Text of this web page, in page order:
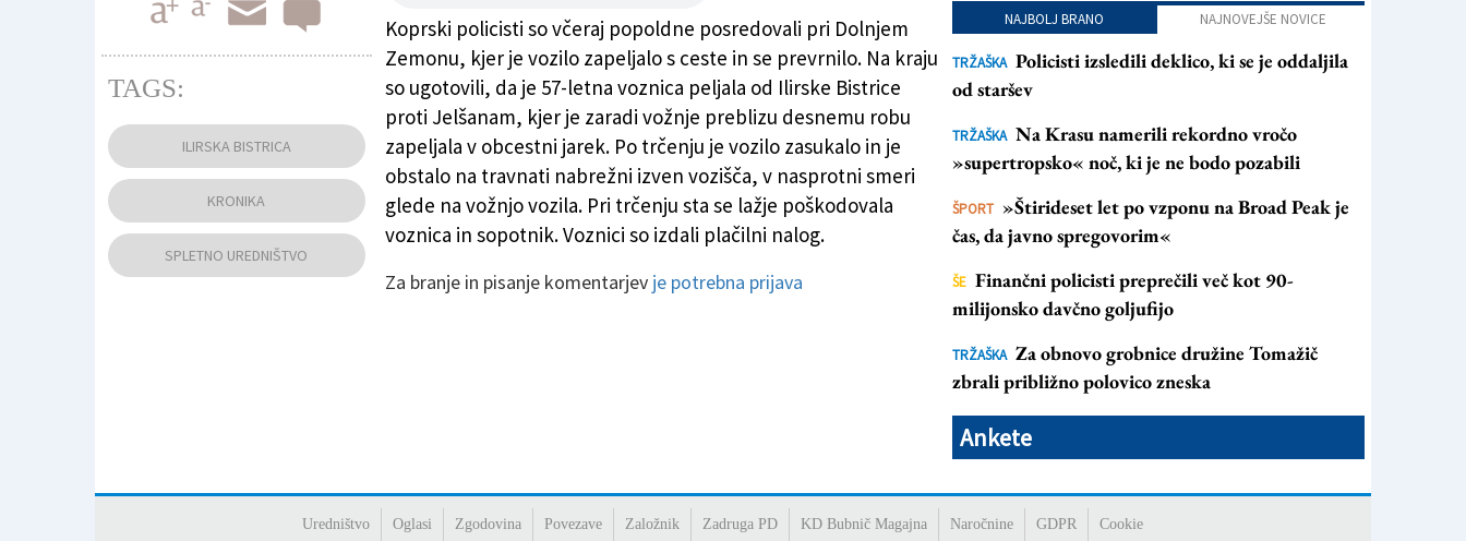
Policija (ARHIV)
Koprski policisti so včeraj popoldne posredovali pri Dolnjem
Zemonu, kjer je vozilo zapeljalo s ceste in se prevrnilo. Na kraju
so ugotovili, da je 57-letna voznica peljala od Ilirske Bistrice
proti Jelšanam, kjer je zaradi vožnje preblizu desnemu robu
zapeljala v obcestni jarek. Po trčenju je vozilo zasukalo in je
obstalo na travnati nabrežni izven vozišča, v nasprotni smeri
glede na vožnjo vozila. Pri trčenju sta se lažje poškodovala
voznica in sopotnik. Voznici so izdali plačilni nalog.
Za branje in pisanje komentarjev je potrebna prijava
TAGS:
ILIRSKA BISTRICA
KRONIKA
SPLETNO UREDNIŠTVO
NAJBOLJ BRANO NAJNOVEJŠE NOVICE
TRŽAŠKA Policisti izsledili deklico, ki se je oddaljila
od staršev
TRŽAŠKA Na Krasu namerili rekordno vročo
»supertropsko« noč, ki je ne bodo pozabili
ŠPORT »Štirideset let po vzponu na Broad Peak je
čas, da javno spregovorim«
ŠE Finančni policisti preprečili več kot 90-
milijonsko davčno goljufijo
TRŽAŠKA Za obnovo grobnice družine Tomažič
zbrali približno polovico zneska
Ankete
Uredništvo Oglasi Zgodovina Povezave Založnik Zadruga PD KD Bubnič Magajna Naročnine GDPR Cookie